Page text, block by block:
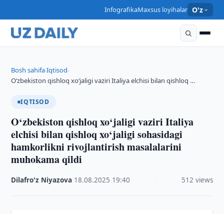
InfografikaMaxsus loyihalar O'z
Bosh sahifa›Iqtisod›
O‘zbekiston qishloq xo‘jaligi vaziri Italiya elchisi bilan qishloq …
IQTISOD
O‘zbekiston qishloq xo‘jaligi vaziri Italiya
elchisi bilan qishloq xo‘jaligi sohasidagi
hamkorlikni rivojlantirish masalalarini
muhokama qildi
Dilafro'z Niyazova 18.08.2025 19:40 512 views